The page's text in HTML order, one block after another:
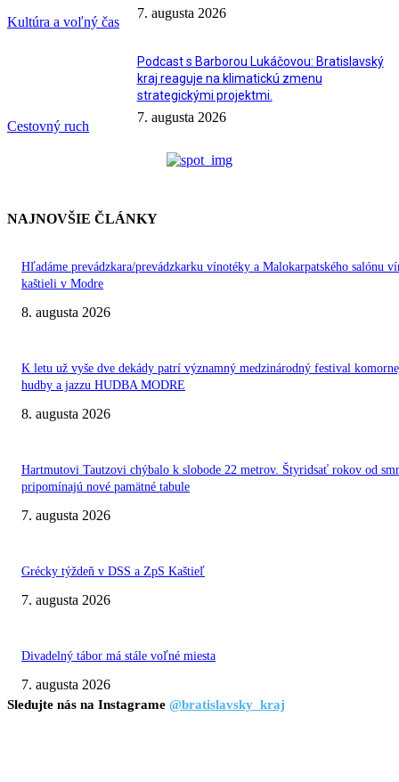
Kultúra a voľný čas
7. augusta 2026
Cestovný ruch
Podcast s Barborou Lukáčovou: Bratislavský
kraj reaguje na klimatickú zmenu
strategickými projektmi.
7. augusta 2026
NAJNOVŠIE ČLÁNKY
Hľadáme prevádzkara/prevádzkarku vínotéky a Malokarpatského salónu
kaštieli v Modre
8. augusta 2026
K letu už vyše dve dekády patrí významný medzinárodný festival
hudby a jazzu HUDBA MODRE
8. augusta 2026
Hartmutovi Tautzovi chýbalo k slobode 22 metrov. Štyridsať rokov od
pripomínajú nové pamätné tabule
7. augusta 2026
Grécky týždeň v DSS a ZpS Kaštieľ
7. augusta 2026
Divadelný tábor má stále voľné miesta
7. augusta 2026
Sledujte nás na Instagrame @bratislavsky_kraj